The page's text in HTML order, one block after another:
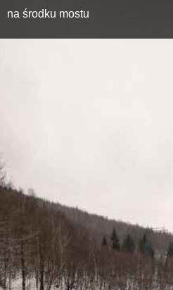
https://
Mapa
na środku mostu